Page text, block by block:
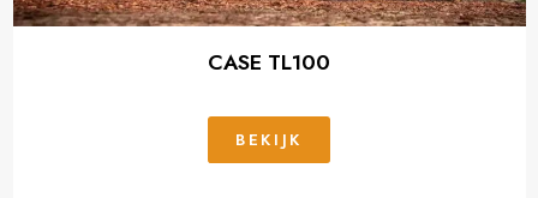
CASE TL100
BEKIJK